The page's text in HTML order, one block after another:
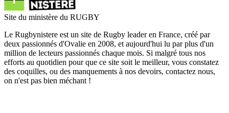
Site du ministère du RUGBY
Le Rugbynistere est un site de Rugby leader en France, créé par
deux passionnés d'Ovalie en 2008, et aujourd'hui lu par plus d'un
million de lecteurs passionnés chaque mois. Si malgré tous nos
efforts au quotidien pour que ce site soit le meilleur, vous constatez
des coquilles, ou des manquements à nos devoirs, contactez nous,
on n'est pas bien méchant !